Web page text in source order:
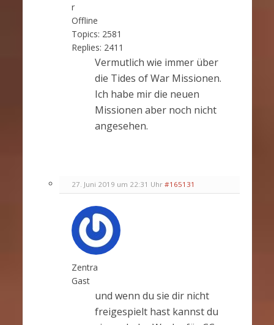
r
Offline
Topics: 2581
Replies: 2411
Vermutlich wie immer über
die Tides of War Missionen.
Ich habe mir die neuen
Missionen aber noch nicht
angesehen.
27. Juni 2019 um 22:31 Uhr #165131
Zentra
Gast
und wenn du sie dir nicht
freigespielt hast kannst du